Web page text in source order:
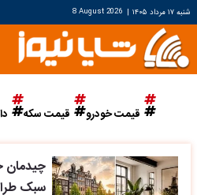
شنبه ۱۷ مرداد ۱۴۰۵ |
8 August 2026
قیمت خودرو قیمت سکه
چیدمان
سبک